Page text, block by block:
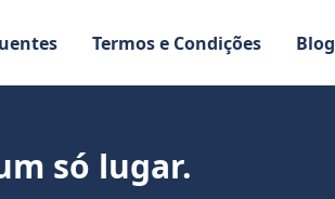
Termos e Condições Blog
só lugar.